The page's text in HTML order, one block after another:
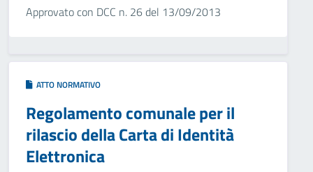
Approvato con DCC n. 26 del 13/09/2013
ATTO NORMATIVO
Regolamento comunale per il
rilascio della Carta di Identità
Elettronica